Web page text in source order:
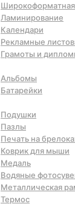
Ламинирование
Календари
Рекламные
Грамоты и
Альбомы
Батарейки
Подушки
Пазлы
Печать на
Коврик для мыши
Медаль
Водяные
Металлическая
Термос